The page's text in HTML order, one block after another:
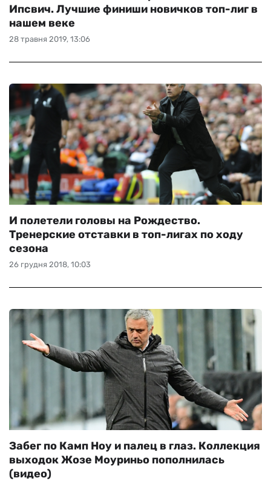
28 травня 2019, 13:06
Ипсвич. Лучшие финиши новичков топ-лиг в
нашем веке
26 грудня 2018, 10:03
И полетели головы на Рождество.
Тренерские отставки в топ-лигах по ходу
сезона
Забег по Камп Ноу и палец в глаз. Коллекция
выходок Жозе Моуриньо пополнилась
(видео)